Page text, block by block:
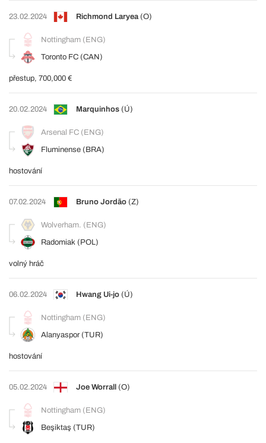
23.02.2024 Richmond Laryea (O)
Nottingham (ENG)
Toronto FC (CAN)
přestup, 700,000 €
20.02.2024 Marquinhos (Ú)
Arsenal FC (ENG)
Fluminense (BRA)
hostování
07.02.2024 Bruno Jordão (Z)
Wolverham. (ENG)
Radomiak (POL)
volný hráč
06.02.2024 Hwang Ui-jo (Ú)
Nottingham (ENG)
Alanyaspor (TUR)
hostování
05.02.2024 Joe Worrall (O)
Nottingham (ENG)
Beşiktaş (TUR)